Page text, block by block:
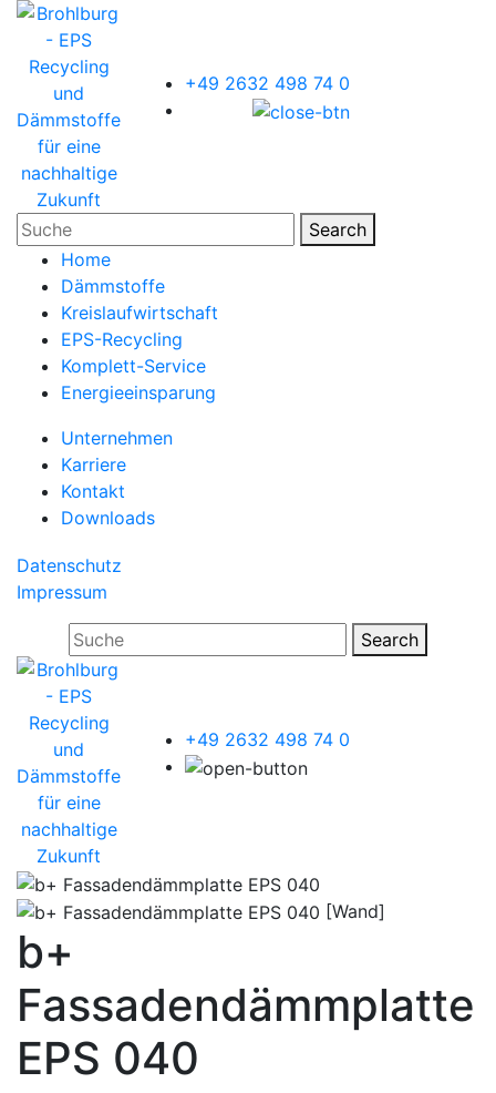
+49 2632 498 74 0
Search
Home
Dämmstoffe
Kreislaufwirtschaft
EPS-Recycling
Komplett-Service
Energieeinsparung
Unternehmen
Karriere
Kontakt
Downloads
Datenschutz
Impressum
Search
+49 2632 498 74 0
[Wand]
b+
Fassadendämmplatte
EPS 040